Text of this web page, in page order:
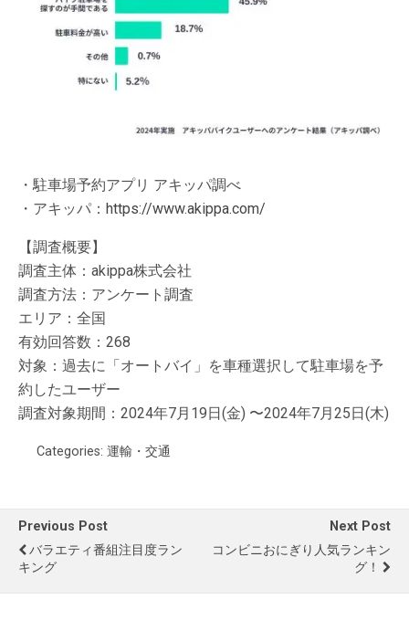
・駐車場予約アプリ アキッパ調べ
・アキッパ： https://www.akippa.com/
【調査概要】
調査主体：akippa株式会社
調査方法：アンケート調査
エリア：全国
有効回答数：268
対象：過去に「オートバイ」を車種選択して駐車場を予
約したユーザー
調査対象期間：2024年7月19日(金) 〜2024年7月25日(木)
Categories: 運輸・交通
Previous Post
バラエティ番組注目度ラン
キング
Next Post
コンビニおにぎり人気ランキン
グ！